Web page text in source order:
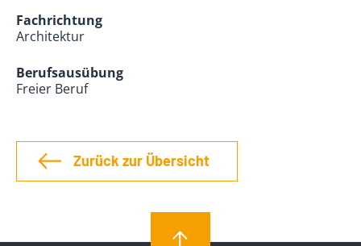
Fachrichtung
Architektur
Berufsausübung
Freier Beruf
Zurück zur Übersicht